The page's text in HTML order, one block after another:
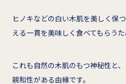
ヒノキなどの白い木肌を美しく保
える一貫を美味しく食べてもらうた
これも自然の木肌のもつ神秘性と
親和性がある由縁です。